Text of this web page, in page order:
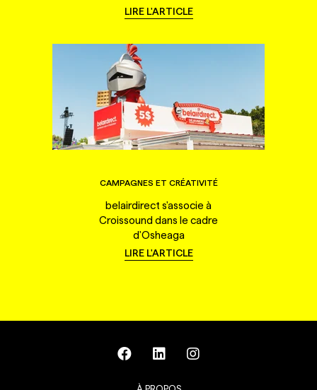
LIRE L'ARTICLE
CAMPAGNES ET CRÉATIVITÉ
belairdirect s'associe à
Croissound dans le cadre
d'Osheaga
LIRE L'ARTICLE